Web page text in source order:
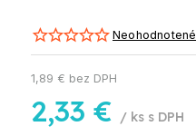
Neohodnotené
2,33 € / ks
1,89 € bez DPH